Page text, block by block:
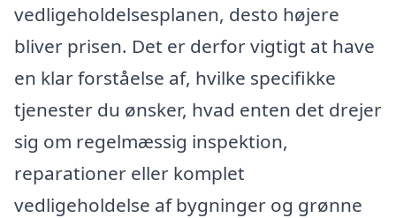
vedligeholdelsesplanen, desto højere
bliver prisen. Det er derfor vigtigt at have
en klar forståelse af, hvilke specifikke
tjenester du ønsker, hvad enten det drejer
sig om regelmæssig inspektion,
reparationer eller komplet
vedligeholdelse af bygninger og grønne